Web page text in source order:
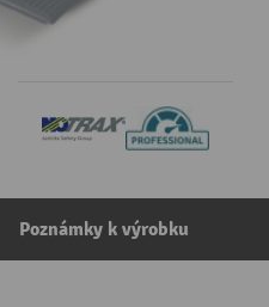
Poznámky k výrobku